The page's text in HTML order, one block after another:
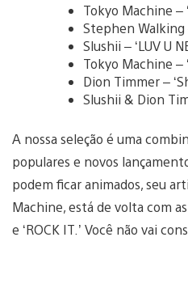
Tokyo Machine –
Stephen Walking
Slushii – ‘LUV U
Tokyo Machine –
Dion Timmer –
Slushii & Dion
A nossa seleção é uma
populares e novos
podem ficar animados, seu
Machine, está de volta com as
e ‘ROCK IT.’ Você não vai